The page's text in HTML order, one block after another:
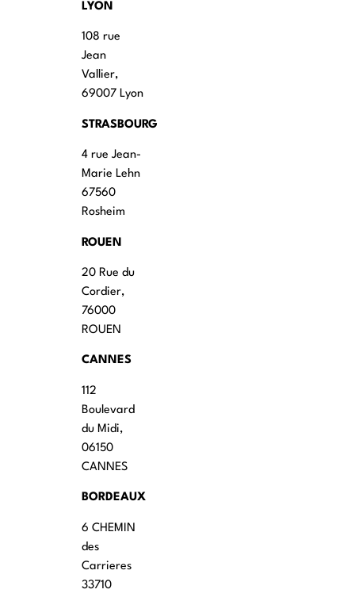
LYON
108 rue
Jean
Vallier,
69007 Lyon
STRASBOURG
4 rue Jean-
Marie Lehn
67560
Rosheim
ROUEN
20 Rue du
Cordier,
76000
ROUEN
CANNES
112
Boulevard
du Midi,
06150
CANNES
BORDEAUX
6 CHEMIN
des
Carrieres
33710